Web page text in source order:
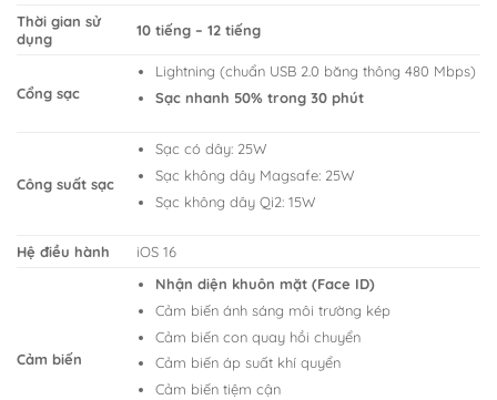
Thời gian sử
dụng
10 tiếng – 12 tiếng
Cổng sạc
Lightning (chuẩn USB 2.0 băng thông 480 Mbps)
Sạc nhanh 50% trong 30 phút
Công suất sạc
Sạc có dây: 25W
Sạc không dây Magsafe: 25W
Sạc không dây Qi2: 15W
Hệ điều hành iOS 16
Cảm biến
Nhận diện khuôn mặt (Face ID)
Cảm biến ánh sáng môi trường kép
Cảm biến con quay hồi chuyển
Cảm biến áp suất khí quyển
Cảm biến tiệm cận